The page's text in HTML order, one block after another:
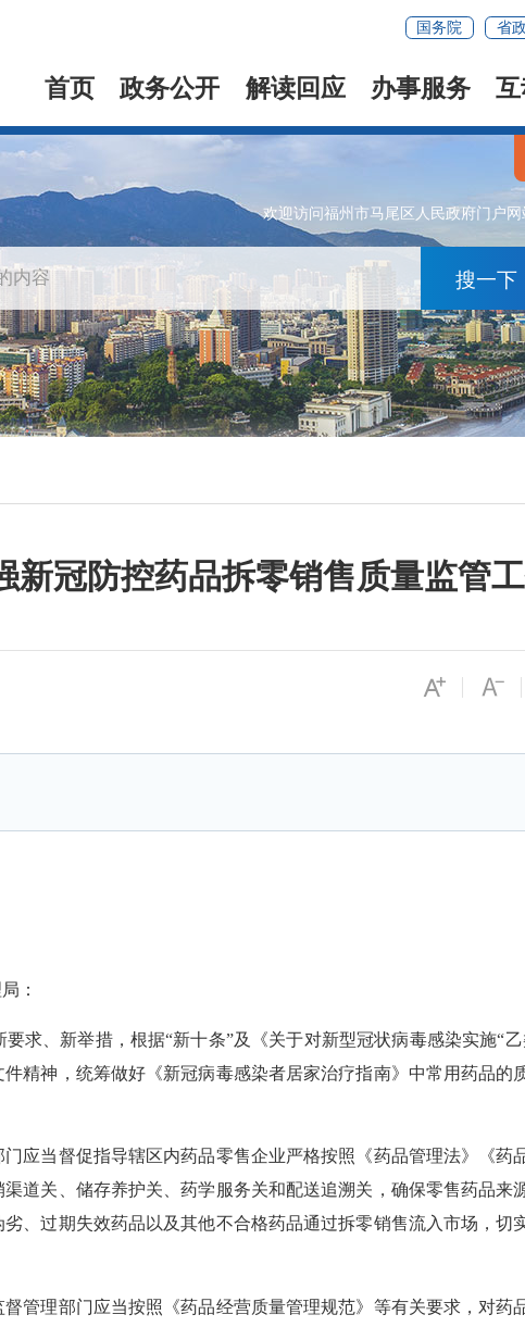
国务院 省
首页 政务公开 解读回应 办事服务
欢迎访问福州市马尾区人民政府门户网
搜一下
新冠防控药品拆零销售质量监管
：
、新举措，根据“新十条”及《关于对新型冠状病毒感染实施“乙
精神，统筹做好《新冠病毒感染者居家治疗指南》中常用药品的
门应当督促指导辖区内药品零售企业严格按照《药品管理法》《药
道关、储存养护关、药学服务关和配送追溯关，确保零售药品来
、过期失效药品以及其他不合格药品通过拆零销售流入市场，切
督管理部门应当按照《药品经营质量管理规范》等有关要求，对药